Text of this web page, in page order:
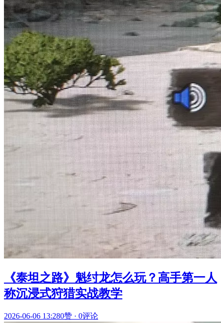
《泰坦之路》魁纣龙怎么玩？高手第一人
称沉浸式狩猎实战教学
2026-06-06 13:280赞 · 0评论